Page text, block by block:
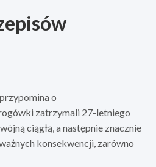
o
zatrzymali 27-letniego
ciągłą, a następnie znacznie
konsekwencji, zarówno